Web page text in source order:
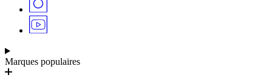
Marques populaires